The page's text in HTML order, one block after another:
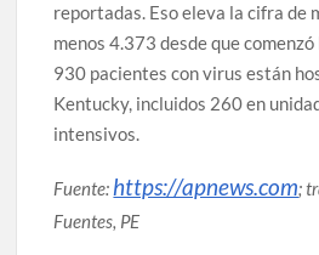
reportadas. Eso eleva la cifra de
menos 4.373 desde que
930 pacientes con virus están
Kentucky, incluidos 260 en
intensivos.
Fuente: https://apnews.com;
Fuentes, PE